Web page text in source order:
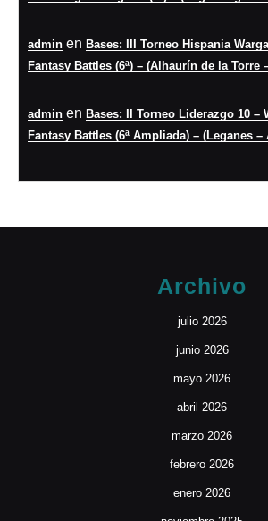
admin en Bases: III Torneo Hispania
Fantasy Battles (6ª) – (Alhaurín de la Torre
admin en Bases: II Torneo Liderazgo 10 –
Fantasy Battles (6ª Ampliada) – (Leganes –
Archivo
julio 2026
junio 2026
mayo 2026
abril 2026
marzo 2026
febrero 2026
enero 2026